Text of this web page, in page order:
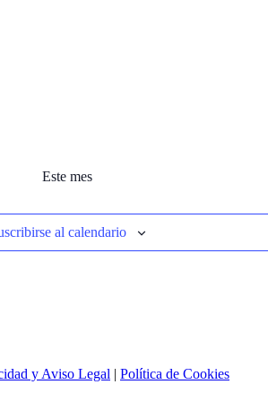
Este mes
al calendario
y Aviso Legal | Política de Cookies